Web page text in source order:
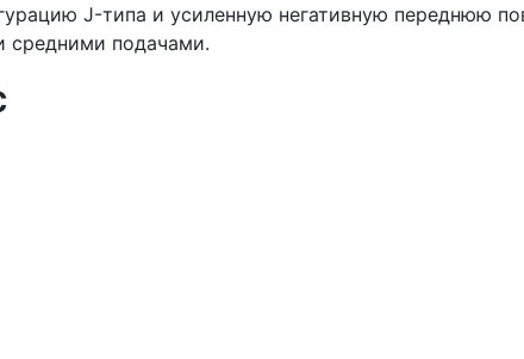
J-типа и усиленную негативную переднюю
средними подачами.